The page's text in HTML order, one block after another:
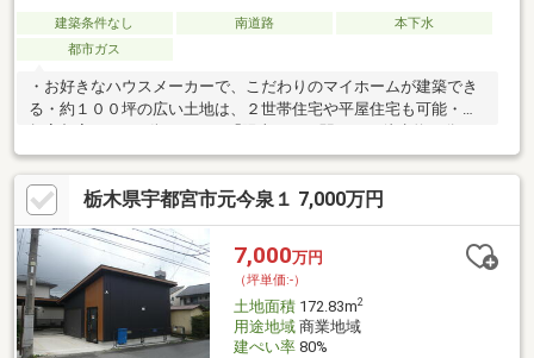
建築条件なし 南道路
本下水
都市ガス
・お好きなハウスメーカーで、こだわりのマイホームが建築でき
る・約１００坪の広い土地は、２世帯住宅や平屋住宅も可能・芳
コンビニまで徒歩約２分、カワチ薬品今泉店まで徒歩約３分 ほ
か周辺商業施設充実♪・食料品からファッション・グルメまで。ベ
ルモールまで車で約７分・休日のドライブも、平日の通勤も。柳
田通りや国道４号線へのアクセス良好・峰小学校、陽東中学校エ
リア≪現地 ご案内可能でございます≫ぜひ一度、弊社スタッフ
と一緒に現地をみてみませんか？お気軽にお問合せください。
栃木県宇都宮市元今泉１ 7,000万円
7,000万円
（坪単価:-）
土地面積172.83m2
用途地域商業地域
建ぺい率80%